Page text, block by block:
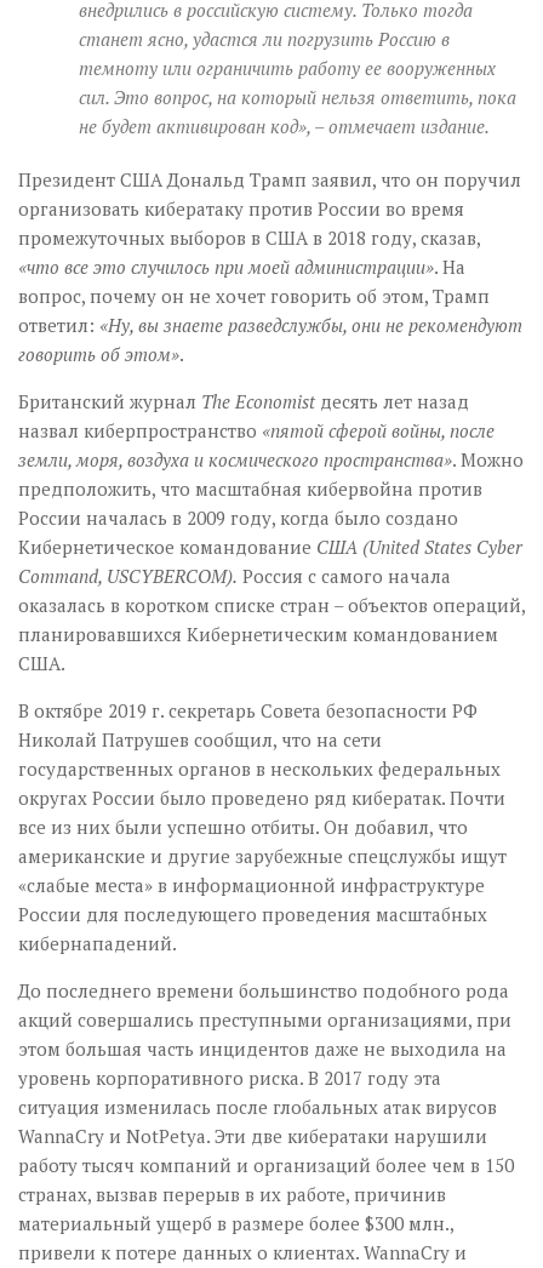
внедрились в российскую систему. Только тогда
станет ясно, удастся ли погрузить Россию в
темноту или ограничить работу ее вооруженных
сил. Это вопрос, на который нельзя ответить, пока
не будет активирован код», – отмечает издание.
Президент США Дональд Трамп заявил, что он поручил
организовать кибератаку против России во время
промежуточных выборов в США в 2018 году, сказав,
«что все это случилось при моей администрации». На
вопрос, почему он не хочет говорить об этом, Трамп
ответил: «Ну, вы знаете разведслужбы, они не рекомендуют
говорить об этом».
Британский журнал The Economist десять лет назад
назвал киберпространство «пятой сферой войны, после
земли, моря, воздуха и космического пространства». Можно
предположить, что масштабная кибервойна против
России началась в 2009 году, когда было создано
Кибернетическое командование США (United States Cyber
Command, USCYBERCOM). Россия с самого начала
оказалась в коротком списке стран – объектов операций,
планировавшихся Кибернетическим командованием
США.
В октябре 2019 г. секретарь Совета безопасности РФ
Николай Патрушев сообщил, что на сети
государственных органов в нескольких федеральных
округах России было проведено ряд кибератак. Почти
все из них были успешно отбиты. Он добавил, что
американские и другие зарубежные спецслужбы ищут
«слабые места» в информационной инфраструктуре
России для последующего проведения масштабных
кибернападений.
До последнего времени большинство подобного рода
акций совершались преступными организациями, при
этом большая часть инцидентов даже не выходила на
уровень корпоративного риска. В 2017 году эта
ситуация изменилась после глобальных атак вирусов
WannaCry и NotPetya. Эти две кибератаки нарушили
работу тысяч компаний и организаций более чем в 150
странах, вызвав перерыв в их работе, причинив
материальный ущерб в размере более $300 млн.,
привели к потере данных о клиентах. WannaCry и